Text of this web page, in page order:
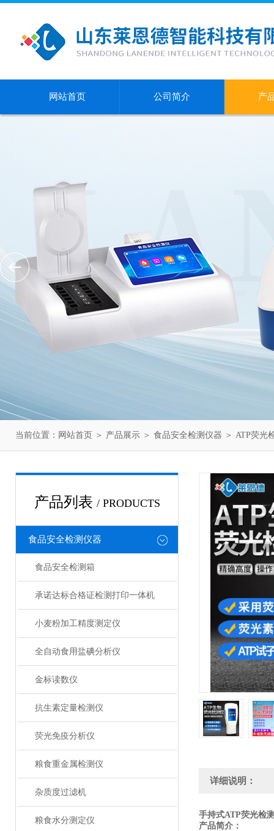
网站首页 公司简介 产
当前位置： 网站首页 ＞ 产品展示 ＞ 食品安全检测仪器 ＞ ATP荧光
产品列表 / PRODUCTS
食品安全检测仪器
食品安全检测箱
承诺达标合格证检测打印一体机
小麦粉加工精度测定仪
全自动食用盐碘分析仪
金标读数仪
抗生素定量检测仪
荧光免疫分析仪
粮食重金属检测仪
杂质度过滤机
粮食水分测定仪
详细说明：
手持式ATP荧光检
产品简介：